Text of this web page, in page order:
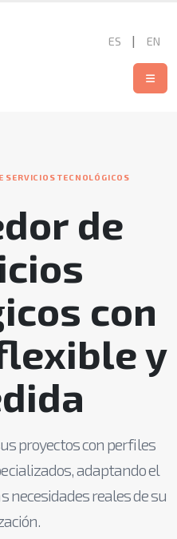
ES | EN
SERVICIOS TECNOLÓGICOS
de
con
y
proyectos con perfiles
adaptando el
necesidades reales de su